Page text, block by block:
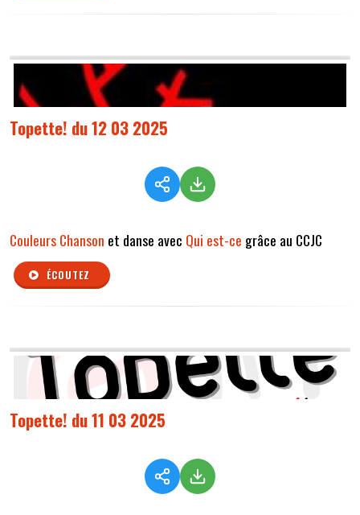
Topette! du 12 03 2025
Couleurs Chanson et danse avec Qui est-ce grâce au CCJC
ÉCOUTEZ
Topette! du 11 03 2025